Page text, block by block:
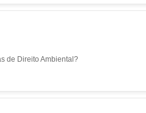
de Direito Ambiental?